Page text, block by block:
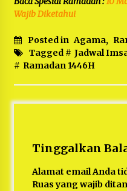
Wajib Diketahui
Posted in Agama,
Tagged # Jadwal
# Ramadan 1446H
Tinggalkan
Alamat email Anda
Ruas yang wajib